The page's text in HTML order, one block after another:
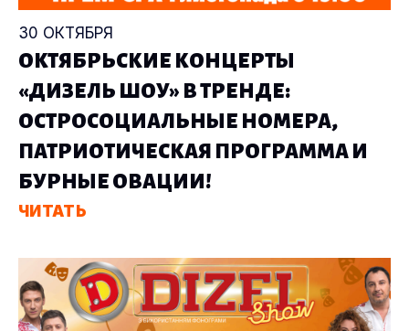
30 ОКТЯБРЯ
ОКТЯБРЬСКИЕ КОНЦЕРТЫ
«ДИЗЕЛЬ ШОУ» В ТРЕНДЕ:
ОСТРОСОЦИАЛЬНЫЕ НОМЕРА,
ПАТРИОТИЧЕСКАЯ ПРОГРАММА И
БУРНЫЕ ОВАЦИИ!
ЧИТАТЬ